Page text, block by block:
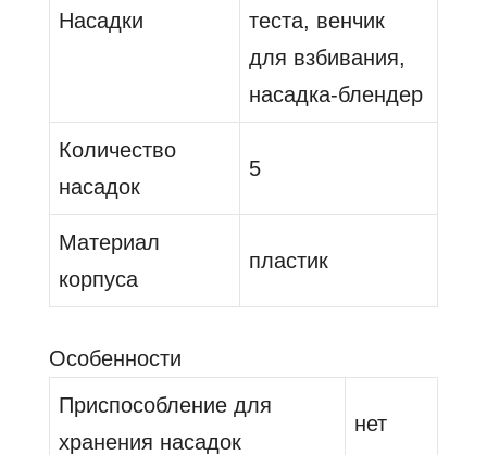
Насадки
теста, венчик
для взбивания,
насадка-блендер
Количество
насадок
5
Материал
корпуса
пластик
Особенности
Приспособление для
хранения насадок
нет